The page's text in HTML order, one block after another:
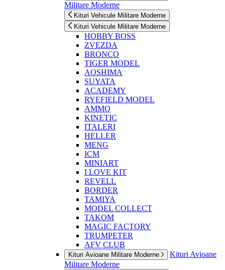
Militare Moderne
Kituri Vehicule Militare Moderne
Kituri Vehicule Militare Moderne
HOBBY BOSS
ZVEZDA
BRONCO
TIGER MODEL
AOSHIMA
SUYATA
ACADEMY
RYEFIELD MODEL
AMMO
KINETIC
ITALERI
HELLER
MENG
ICM
MINIART
I LOVE KIT
REVELL
BORDER
TAMIYA
MODEL COLLECT
TAKOM
MAGIC FACTORY
TRUMPETER
AFV CLUB
Kituri Avioane Militare Moderne
Kituri Avioane
Militare Moderne